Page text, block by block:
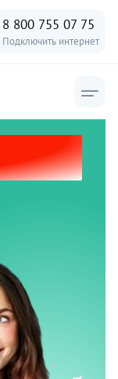
8 800 755 07 75
Подключить интернет